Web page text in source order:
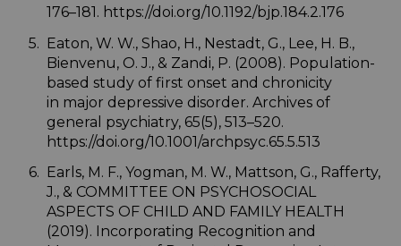
176–181. https://doi.org/10.1192/bjp.184.2.176
Eaton, W. W., Shao, H., Nestadt, G., Lee, H. B.,
Bienvenu, O. J., & Zandi, P. (2008). Population-
based study of first onset and chronicity
in major depressive disorder. Archives of
general psychiatry, 65(5), 513–520.
https://doi.org/10.1001/archpsyc.65.5.513
Earls, M. F., Yogman, M. W., Mattson, G., Rafferty,
J., & COMMITTEE ON PSYCHOSOCIAL
ASPECTS OF CHILD AND FAMILY HEALTH
(2019). Incorporating Recognition and